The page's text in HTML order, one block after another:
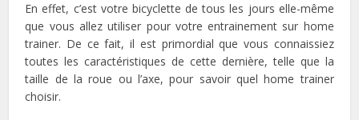
En effet, c’est votre bicyclette de tous les jours elle-même
que vous allez utiliser pour votre entrainement sur home
trainer. De ce fait, il est primordial que vous connaissiez
toutes les caractéristiques de cette dernière, telle que la
taille de la roue ou l’axe, pour savoir quel home trainer
choisir.